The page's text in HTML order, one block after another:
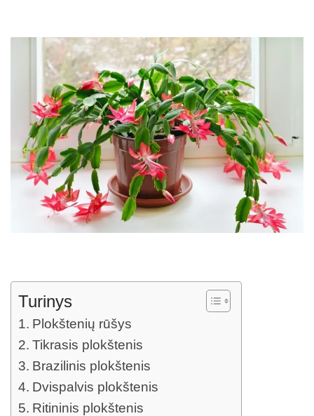
Turinys
Plokštenių rūšys
Tikrasis plokštenis
Brazilinis plokštenis
Dvispalvis plokštenis
Ritininis plokštenis